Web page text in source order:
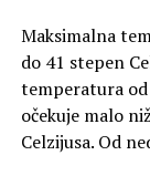
Maksimalna
do 41 stepen
temperatura od
očekuje malo
Celzijusa. Od